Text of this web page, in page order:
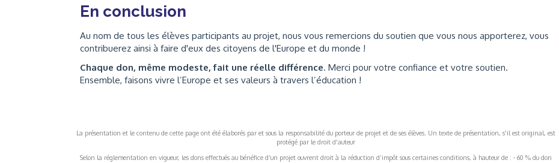
En conclusion
Au nom de tous les élèves participants au projet, nous vous remercions du soutien que vous nous apporterez, vous
contribuerez ainsi à faire d'eux des citoyens de l'Europe et du monde !
Chaque don, même modeste, fait une réelle différence. Merci pour votre confiance et votre soutien.
Ensemble, faisons vivre l’Europe et ses valeurs à travers l’éducation !
La présentation et le contenu de cette page ont été élaborés par et sous la responsabilité du porteur de projet et de ses élèves. Un texte de présentation, s'il est original, est
protégé par le droit d'auteur
Selon la réglementation en vigueur, les dons effectués au bénéfice d’un projet ouvrent droit à la réduction d’impôt sous certaines conditions, à hauteur de : - 60 % du don